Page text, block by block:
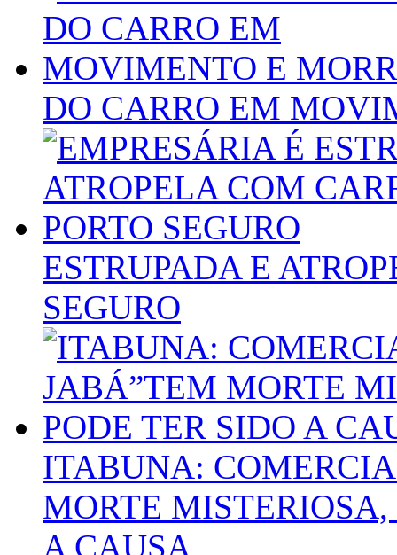
DO CARRO EM
ESTRUPADA E
SEGURO
ITABUNA:
MORTE
A CAUSA